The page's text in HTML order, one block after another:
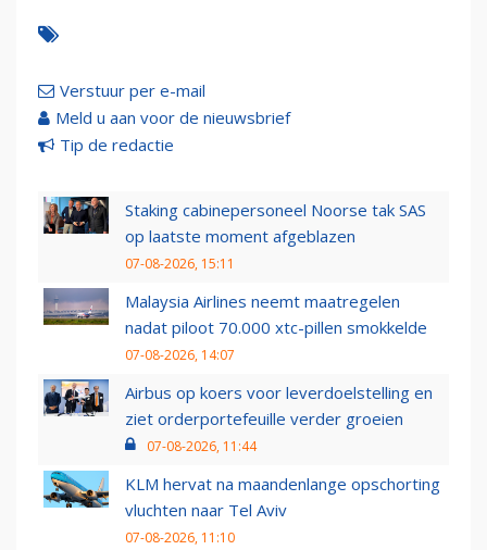
Verstuur per e-mail
Meld u aan voor de nieuwsbrief
Tip de redactie
Staking cabinepersoneel Noorse tak SAS
op laatste moment afgeblazen
07-08-2026, 15:11
Malaysia Airlines neemt maatregelen
nadat piloot 70.000 xtc-pillen smokkelde
07-08-2026, 14:07
Airbus op koers voor leverdoelstelling en
ziet orderportefeuille verder groeien
07-08-2026, 11:44
KLM hervat na maandenlange opschorting
vluchten naar Tel Aviv
07-08-2026, 11:10